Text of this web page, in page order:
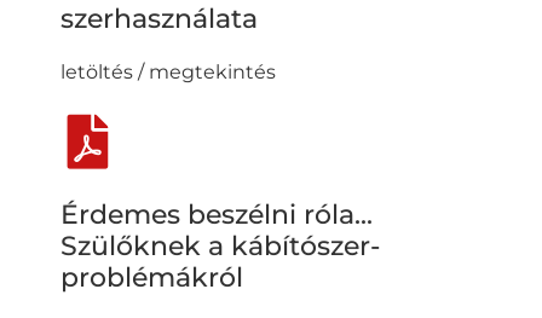
szerhasználata
letöltés / megtekintés
Érdemes beszélni róla...
Szülőknek a kábítószer-
problémákról